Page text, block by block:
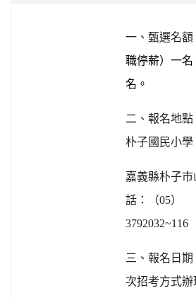
一、甄選名額
職停薪）一
名。
二、報名地
朴子國民小學
嘉義縣朴子市
話：
（05）
3792032~116
三、報名日
次招考方式